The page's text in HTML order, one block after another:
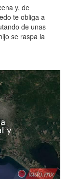
y, de
te obliga a
de unas
se raspa la